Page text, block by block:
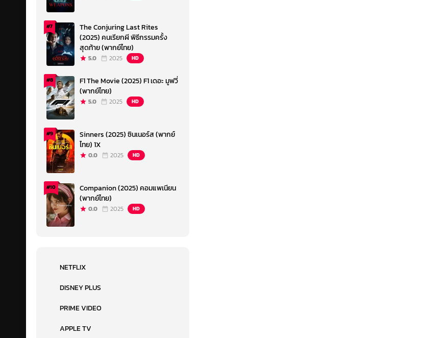
#7
The Conjuring Last Rites
(2025) คนเรียกผี พิธีกรรมครั้ง
สุดท้าย (พากย์ไทย)
5.0 2025 HD
#8
F1 The Movie (2025) F1 เดอะ มูฟวี่
(พากย์ไทย)
5.0 2025 HD
#9
Sinners (2025) ซินเนอร์ส (พากย์
ไทย) 1X
0.0 2025 HD
#10
Companion (2025) คอมแพเนียน
(พากย์ไทย)
0.0 2025 HD
NETFLIX
DISNEY PLUS
PRIME VIDEO
APPLE TV